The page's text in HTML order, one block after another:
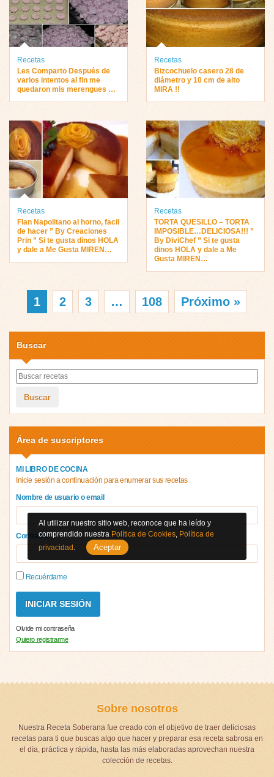
Recetas
Les Comparto Después de
varios intentos al fin me
quedaron mis merengues …
Recetas
Bizcochuelo casero 28 de
diámetro y 10 cm de alto
MIRA !!
Recetas
Flan Napolitano al horno, facil
de hacer ” By Creaciones
Prin ” Si te gusta dinos HOLA
y dale a Me Gusta MIREN…
Recetas
TORTA QUESILLO – TORTA
IMPOSIBLE…DELICIOSA!!! ”
By DiviChef ” Si te gusta
dinos HOLA y dale a Me
Gusta MIREN…
1 2 3 … 108 Próximo »
Buscar
Buscar
Área de suscriptores
MI LIBRO DE COCINA
Inicie sesión a continuación para enumerar sus recetas
Nombre de usuario o email
Contraseña
Recuérdame
Olvide mi contraseña
Quiero registrarme
Sobre nosotros
Nuestra Receta Soberana fue creado con el objetivo de traer deliciosas
recetas para ti que buscas algo que hacer y preparar esa receta sabrosa en
el día, práctica y rápida, hasta las más elaboradas aprovechan nuestra
colección de recetas.
Al utilizar nuestro sitio web, reconoce que ha leído y
comprendido nuestra Política de Cookies, Política de
privacidad . Aceptar